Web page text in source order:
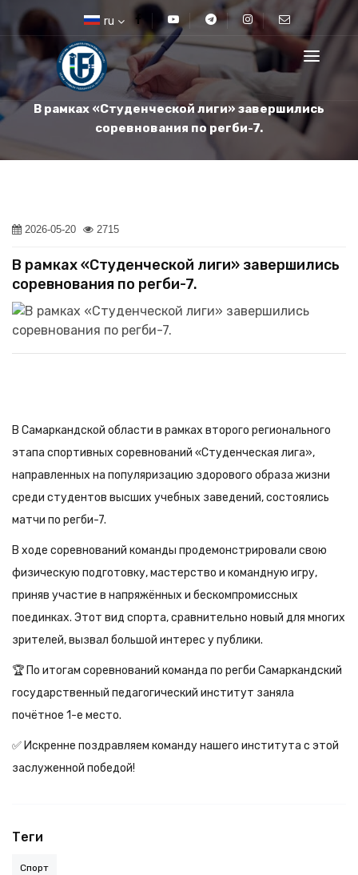
ru
В рамках «Студенческой лиги» завершились
соревнования по регби-7.
2026-05-20 2715
В рамках «Студенческой лиги» завершились
соревнования по регби-7.
В Самаркандской области в рамках второго регионального
этапа спортивных соревнований «Студенческая лига»,
направленных на популяризацию здорового образа жизни
среди студентов высших учебных заведений, состоялись
матчи по регби-7.
В ходе соревнований команды продемонстрировали свою
физическую подготовку, мастерство и командную игру,
приняв участие в напряжённых и бескомпромиссных
поединках. Этот вид спорта, сравнительно новый для многих
зрителей, вызвал большой интерес у публики.
🏆 По итогам соревнований команда по регби Самаркандский
государственный педагогический институт заняла
почётное 1-е место.
✅ Искренне поздравляем команду нашего института с этой
заслуженной победой!
Теги
Спорт